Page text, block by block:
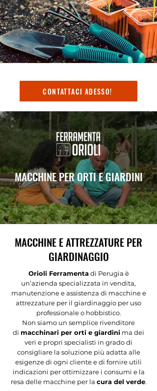
CONTATTACI ADESSO!
MACCHINE PER ORTI E GIARDINI
MACCHINE E ATTREZZATURE PER
GIARDINAGGIO
Orioli Ferramentadi Perugia è
un’azienda specializzata in vendita,
manutenzione e assistenza di macchine e
attrezzature per il giardinaggio per uso
professionale o hobbistico.
Non siamo un semplice rivenditore
di macchinari per orti e giardini ma dei
veri e propri specialisti in grado di
consigliare la soluzione più adatta alle
esigenze di ogni cliente e di fornire utili
indicazioni per ottimizzare i consumi e la
resa delle macchine per la cura del verde.